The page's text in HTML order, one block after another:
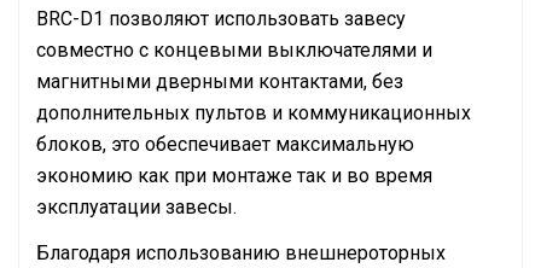
BRC-D1 позволяют использовать завесу
совместно с концевыми выключателями и
магнитными дверными контактами, без
дополнительных пультов и коммуникационных
блоков, это обеспечивает максимальную
экономию как при монтаже так и во время
эксплуатации завесы.
Благодаря использованию внешнероторных